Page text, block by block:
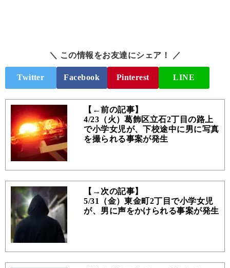
＼ この情報をお友達にシェア！ ／
Twitter Facebook Pinterest LINE
【←前の記事】
4/23（火）葛飾区立石2丁目の路上
で小学女児が、下校途中に男に写真
を撮られる事案が発生
【→次の記事】
5/31（金）東金町2丁目で小学女児
が、男に声をかけられる事案が発生